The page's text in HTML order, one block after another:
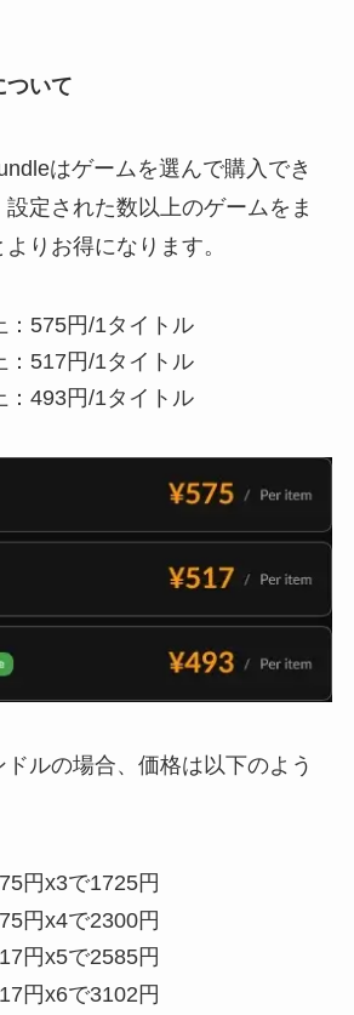
ついて
はゲームを選んで購入でき
定された数以上のゲームをま
りお得になります。
：575円/1タイトル
：517円/1タイトル
：493円/1タイトル
ルの場合、価格は以下のよう
円x3で1725円
円x4で2300円
円x5で2585円
円x6で3102円